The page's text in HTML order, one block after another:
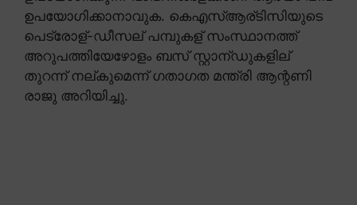
ഉപയോഗിക്കാനാവുക. കെഎസ്ആര്ടിസിയുടെ
പെട്രോള്-ഡീസല് പമ്പുകള് സംസ്ഥാനത്ത്
അറുപത്തിയേഴോളം ബസ് സ്റ്റാന്ഡുകളില്
തുറന്ന് നല്കുമെന്ന് ഗതാഗത മന്ത്രി ആന്റണി
രാജു അറിയിച്ചു.